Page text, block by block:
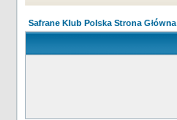
Safrane Klub Polska Strona Główna